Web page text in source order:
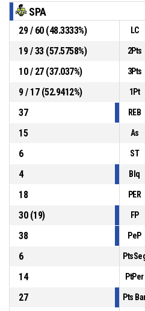
SPA
29 / 60 (48.3333%) LC
19 / 33 (57.5758%)
2Pts
10 / 27 (37.037%)
3Pts
9 / 17 (52.9412%)
1Pt
37
REB
15
As
6
ST
4
Blq
18
PER
30 (19)
FP
38
PeP
6
14
PtPer
27
Pts